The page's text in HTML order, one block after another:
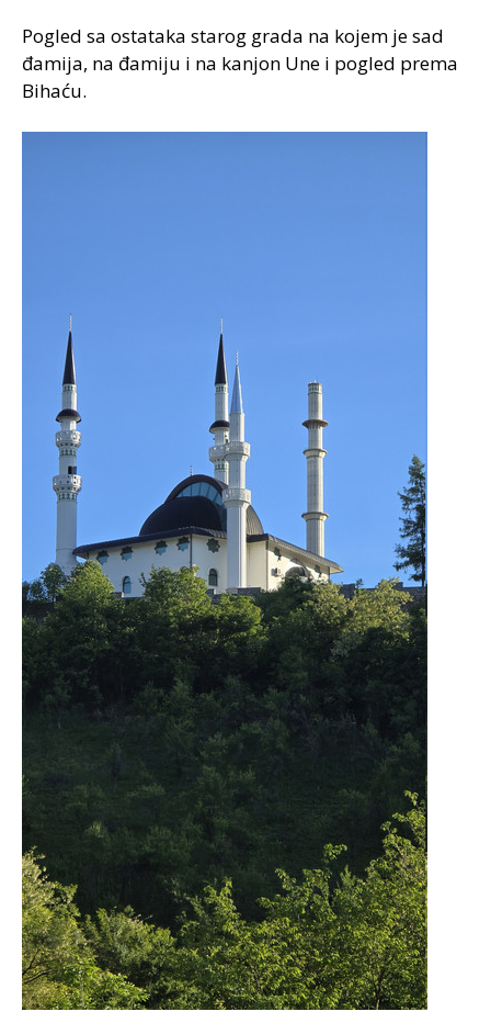
Pogled sa ostataka starog grada na kojem je sad
đamija, na đamiju i na kanjon Une i pogled prema
Bihaću.